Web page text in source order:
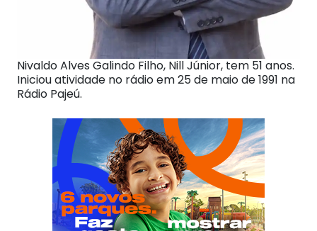
Nivaldo Alves Galindo Filho, Nill Júnior, tem 51 anos.
Iniciou atividade no rádio em 25 de maio de 1991 na
Rádio Pajeú.